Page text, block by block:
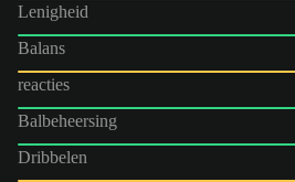
Lenigheid
Balans
reacties
Balbeheersing
Dribbelen